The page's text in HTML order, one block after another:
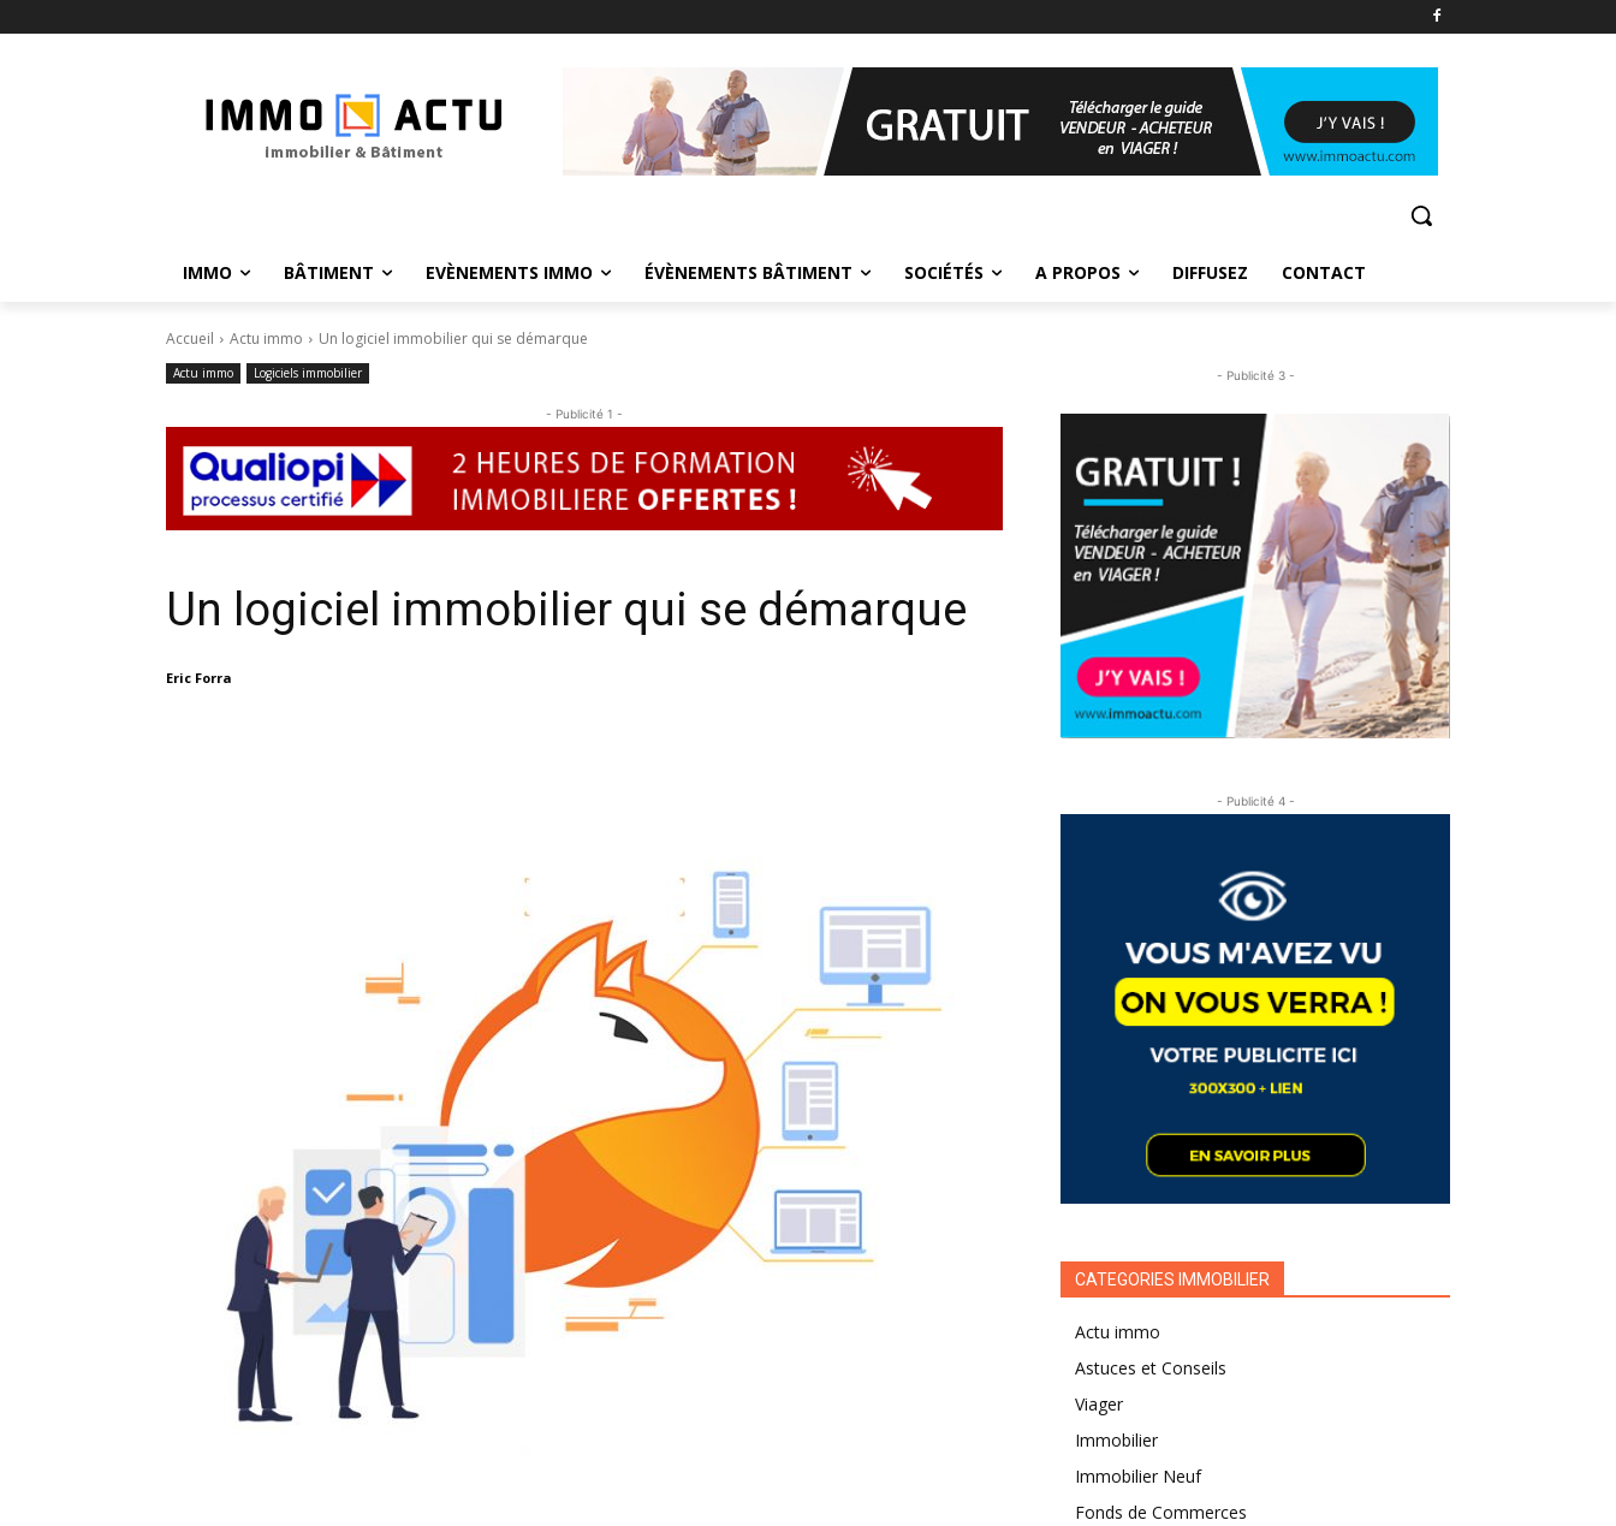
IMMO BÂTIMENT EVÈNEMENTS IMMO ÉVÈNEMENTS BÂTIMENT SOCIÉTÉS A PROPOS DIFFUSEZ CONTACT
Accueil Actu immo Un logiciel immobilier qui se démarque
Actu immo Logiciels immobilier
- Publicité 1 -
Un logiciel immobilier qui se démarque
Eric Forra
- Publicité 3 -
- Publicité 4 -
CATEGORIES IMMOBILIER
Actu immo
Astuces et Conseils
Viager
Immobilier
Immobilier Neuf
Fonds de Commerces